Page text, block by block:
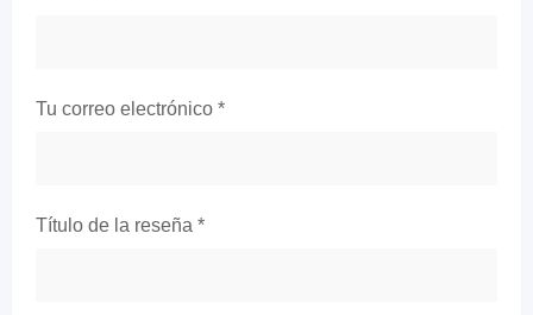
Tu correo electrónico *
Título de la reseña *